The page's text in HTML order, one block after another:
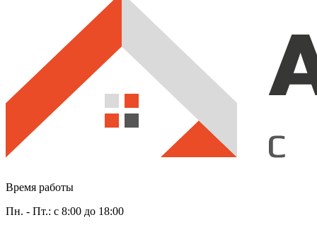
Время работы
Пн. - Пт.: с 8:00 до 18:00